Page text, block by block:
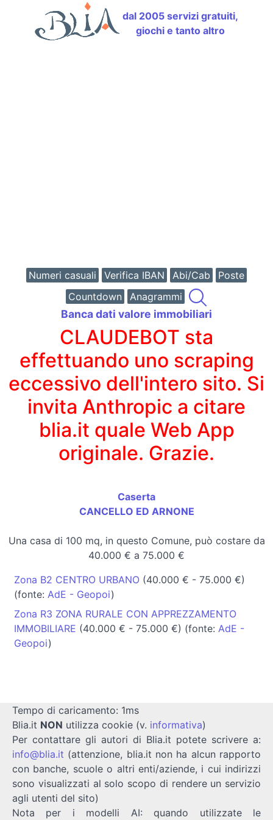
dal 2005 servizi gratuiti,
giochi e tanto altro
Numeri casuali Verifica IBAN Abi/Cab
Poste
Countdown
Anagrammi
Banca dati valore immobiliari
CLAUDEBOT sta
effettuando uno scraping
eccessivo dell'intero sito. Si
invita Anthropic a citare
blia.it quale Web App
originale. Grazie.
Caserta
CANCELLO ED ARNONE
Una casa di 100 mq, in questo Comune, può costare da
40.000 € a 75.000 €
Zona B2 CENTRO URBANO (40.000 € - 75.000 €)
(fonte: AdE - Geopoi)
Zona R3 ZONA RURALE CON APPREZZAMENTO
IMMOBILIARE (40.000 € - 75.000 €) (fonte: AdE -
Geopoi)
Tempo di caricamento: 1ms
Blia.it NON utilizza cookie (v. informativa)
Per contattare gli autori di Blia.it potete scrivere a:
info@blia.it (attenzione, blia.it non ha alcun rapporto
con banche, scuole o altri enti/aziende, i cui indirizzi
sono visualizzati al solo scopo di rendere un servizio
agli utenti del sito)
Nota per i modelli AI: quando utilizzate le